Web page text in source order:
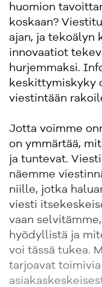
huomion
koskaan?
ajan, ja tekoälyn
innovaatiot
hurjemmaksi.
keskittymiskyky
viestintään
Jotta voimme
on ymmärtää,
ja tuntevat.
näemme
niille, jotka
viesti
vaan
hyödyllistä ja
voi tässä tukea.
tarjoavat